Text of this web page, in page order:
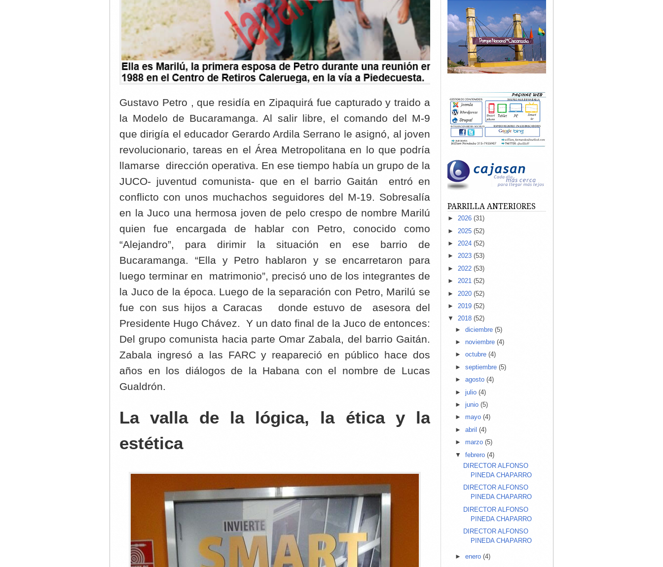
Gustavo Petro , que residía en Zipaquirá fue capturado y traido a
la Modelo de Bucaramanga. Al salir libre, el comando del M-9
que dirigía el educador Gerardo Ardila Serrano le asignó, al joven
revolucionario, tareas en el Área Metropolitana en lo que podría
llamarse dirección operativa. En ese tiempo había un grupo de la
JUCO- juventud comunista- que en el barrio Gaitán entró en
conflicto con unos muchachos seguidores del M-19. Sobresalía
en la Juco una hermosa joven de pelo crespo de nombre Marilú
quien fue encargada de hablar con Petro, conocido como
“Alejandro”, para dirimir la situación en ese barrio de
Bucaramanga. “Ella y Petro hablaron y se encarretaron para
luego terminar en matrimonio”, precisó uno de los integrantes de
la Juco de la época. Luego de la separación con Petro, Marilú se
fue con sus hijos a Caracas donde estuvo de asesora del
Presidente Hugo Chávez. Y un dato final de la Juco de entonces:
Del grupo comunista hacia parte Omar Zabala, del barrio Gaitán.
Zabala ingresó a las FARC y reapareció en público hace dos
años en los diálogos de la Habana con el nombre de Lucas
Gualdrón.
La valla de la lógica, la ética y la
estética
PARRILLA ANTERIORES
► 2026 (31)
► 2025 (52)
► 2024 (52)
► 2023 (53)
► 2022 (53)
► 2021 (52)
► 2020 (52)
► 2019 (52)
▼ 2018 (52)
►diciembre (5)
►noviembre (4)
►octubre (4)
►septiembre (5)
►agosto (4)
►julio (4)
►junio (5)
►mayo (4)
►abril (4)
►marzo (5)
▼febrero (4)
DIRECTOR ALFONSO
PINEDA CHAPARRO
DIRECTOR ALFONSO
PINEDA CHAPARRO
DIRECTOR ALFONSO
PINEDA CHAPARRO
DIRECTOR ALFONSO
PINEDA CHAPARRO
►enero (4)